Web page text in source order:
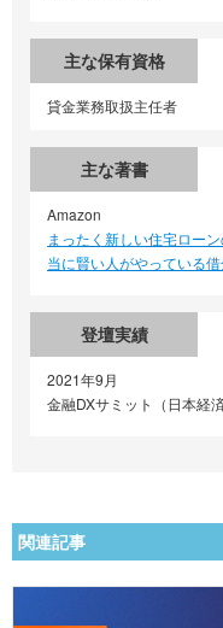
主な保有資格
貸金業務取扱主任者
主な著書
Amazon
まったく新しい住宅ロー
当に賢い人がやっている
登壇実績
2021年9月
金融DXサミット（日本経
関連記事